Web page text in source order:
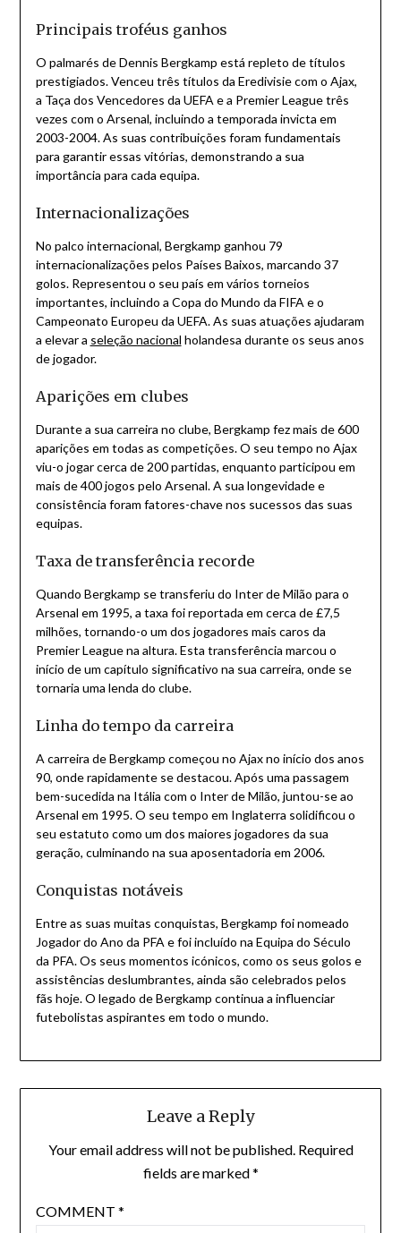
Principais troféus ganhos
O palmarés de Dennis Bergkamp está repleto de títulos
prestigiados. Venceu três títulos da Eredivisie com o Ajax,
a Taça dos Vencedores da UEFA e a Premier League três
vezes com o Arsenal, incluindo a temporada invicta em
2003-2004. As suas contribuições foram fundamentais
para garantir essas vitórias, demonstrando a sua
importância para cada equipa.
Internacionalizações
No palco internacional, Bergkamp ganhou 79
internacionalizações pelos Países Baixos, marcando 37
golos. Representou o seu país em vários torneios
importantes, incluindo a Copa do Mundo da FIFA e o
Campeonato Europeu da UEFA. As suas atuações ajudaram
a elevar a seleção nacional holandesa durante os seus anos
de jogador.
Aparições em clubes
Durante a sua carreira no clube, Bergkamp fez mais de 600
aparições em todas as competições. O seu tempo no Ajax
viu-o jogar cerca de 200 partidas, enquanto participou em
mais de 400 jogos pelo Arsenal. A sua longevidade e
consistência foram fatores-chave nos sucessos das suas
equipas.
Taxa de transferência recorde
Quando Bergkamp se transferiu do Inter de Milão para o
Arsenal em 1995, a taxa foi reportada em cerca de £7,5
milhões, tornando-o um dos jogadores mais caros da
Premier League na altura. Esta transferência marcou o
início de um capítulo significativo na sua carreira, onde se
tornaria uma lenda do clube.
Linha do tempo da carreira
A carreira de Bergkamp começou no Ajax no início dos anos
90, onde rapidamente se destacou. Após uma passagem
bem-sucedida na Itália com o Inter de Milão, juntou-se ao
Arsenal em 1995. O seu tempo em Inglaterra solidificou o
seu estatuto como um dos maiores jogadores da sua
geração, culminando na sua aposentadoria em 2006.
Conquistas notáveis
Entre as suas muitas conquistas, Bergkamp foi nomeado
Jogador do Ano da PFA e foi incluído na Equipa do Século
da PFA. Os seus momentos icónicos, como os seus golos e
assistências deslumbrantes, ainda são celebrados pelos
fãs hoje. O legado de Bergkamp continua a influenciar
futebolistas aspirantes em todo o mundo.
Leave a Reply
Your email address will not be published. Required
fields are marked*
COMMENT *